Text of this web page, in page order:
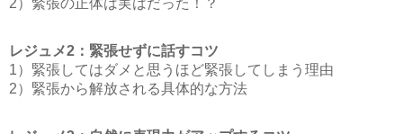
2）緊張の正体は実はだった！？
レジュメ2：緊張せずに話すコツ
1）緊張してはダメと思うほど緊張してしまう理由
2）緊張から解放される具体的な方法